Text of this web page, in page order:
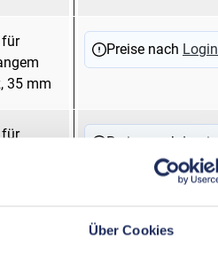
Über Cookies
für
35 mm
Preise nach Login
für
Preise nach Login
Preise nach